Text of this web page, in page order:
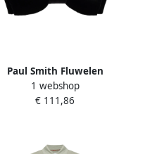
Paul Smith Fluwelen
Vlinderdas Black Heren
1 webshop
€ 111,86